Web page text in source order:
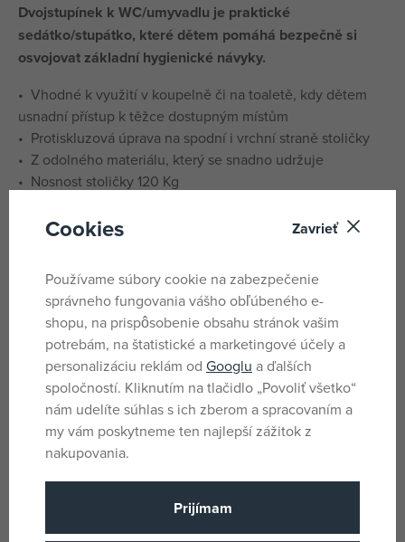
Dvojstupínek k WC/umyvadlu je praktické
sedátko/stupátko, které dětem pomáhá bezpečně si
osvojovat základní hygienické návyky.
• Vhodné k využití v koupelně či na toaletě, kdy dětem
usnadní přístup k těžce dostupným místům
• Protiskluzová úprava na spodní i vrchní straně stoličky
• Z odolného materiálu, který se snadno udržuje
• Nosnost stoličky 120 Kg
• Váha balení: 0,5 kg
Parametre
Pohlavie Pro holky
Farba Biela
Licencia Prasátko Peppa
Materiál Polypropylén
Rozmery produktu
Názov podskupiny tovaru
Vek od
Cookies Zavrieť
Používame súbory cookie na zabezpečenie
správneho fungovania vášho obľúbeného e-
shopu, na prispôsobenie obsahu stránok vašim
potrebám, na štatistické a marketingové účely a
personalizáciu reklám od Googlu a ďalších
spoločností. Kliknutím na tlačidlo „Povoliť všetko“
nám udelíte súhlas s ich zberom a spracovaním a
my vám poskytneme ten najlepší zážitok z
nakupovania.
Prijímam